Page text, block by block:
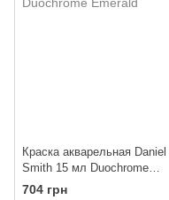
Краска акварельная Daniel
Smith 15 мл Duochrome
Emerald
704 грн